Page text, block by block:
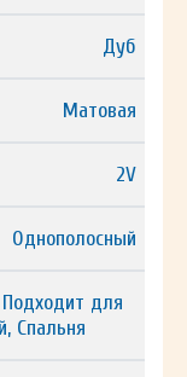
Дуб
Матовая
2V
Однополосный
для
Спальня